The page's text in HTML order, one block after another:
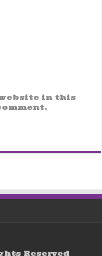
website in this
Reserved